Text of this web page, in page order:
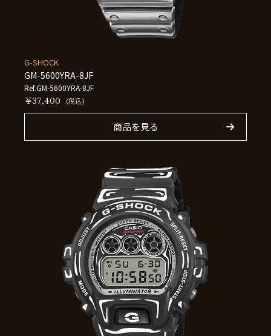
G-SHOCK
GM-5600YRA-8JF
Ref.GM-5600YRA-8JF
￥37,400 (税込)
商品を見る